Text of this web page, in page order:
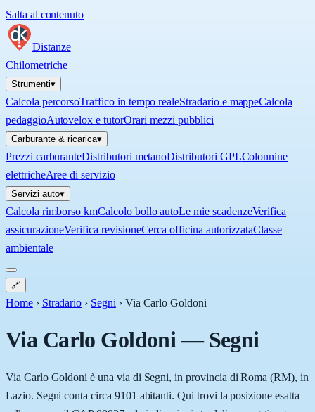
Salta al contenuto
Distanze
Chilometriche
Strumenti▾
Calcola percorsoTraffico in tempo realeStradario e mappeCalcola
pedaggioAutovelox e tutorOrari mezzi pubblici
Carburante & ricarica▾
Prezzi carburanteDistributori metanoDistributori GPLColonnine
elettricheAree di servizio
Servizi auto▾
Calcola rimborso kmCalcolo bollo autoLe mie scadenzeVerifica
assicurazioneVerifica revisioneCerca officina autorizzataClasse
ambientale
🔗
Home › Stradario › Segni › Via Carlo Goldoni
Via Carlo Goldoni—Segni
Via Carlo Goldoni è una via di Segni, in provincia di Roma (RM), in
Lazio. Segni conta circa 9101 abitanti. Qui trovi la posizione esatta